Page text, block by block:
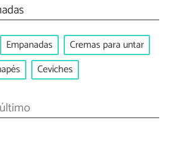
Empanadas
Cremas para untar
Ceviches